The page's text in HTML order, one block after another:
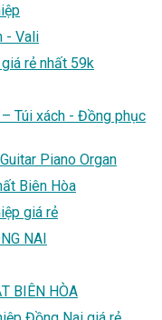
- Vali
rẻ nhất 59k
Túi xách - Đồng phục
Piano Organ
Biên Hòa
giá rẻ
NAI
BIÊN HÒA